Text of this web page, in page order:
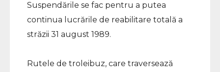
Suspendările se fac pentru a putea
continua lucrările de reabilitare totală a
străzii 31 august 1989.
Rutele de troleibuz, care traversează